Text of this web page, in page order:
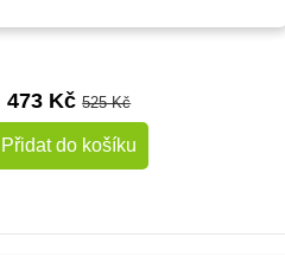
473 Kč525 Kč
Přidat do košíku